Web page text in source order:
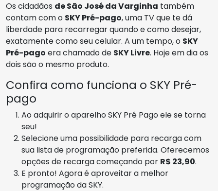
Os cidadãos de São José da Varginha também
contam com o SKY Pré-pago, uma TV que te dá
liberdade para recarregar quando e como desejar,
exatamente como seu celular. A um tempo, o SKY
Pré-pago era chamado de SKY Livre. Hoje em dia os
dois são o mesmo produto.
Confira como funciona o SKY Pré-
pago
Ao adquirir o aparelho SKY Pré Pago ele se torna
seu!
Selecione uma possibilidade para recarga com
sua lista de programação preferida. Oferecemos
opções de recarga começando por R$ 23,90.
E pronto! Agora é aproveitar a melhor
programação da SKY.